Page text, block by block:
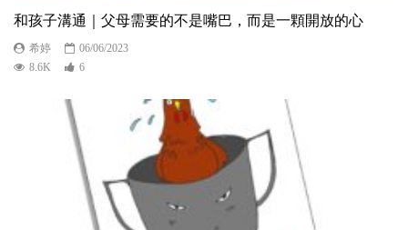
和孩子溝通｜父母需要的不是嘴巴，而是一顆開放的心
希婷
06/06/2023
8.6K
6